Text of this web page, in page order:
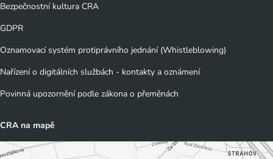
Bezpečnostní kultura CRA
GDPR
Oznamovací systém protiprávního jednání (Whistleblowing)
Nařízení o digitálních službách - kontakty a oznámení
Povinná upozornění podle zákona o přeměnách
CRA na mapě